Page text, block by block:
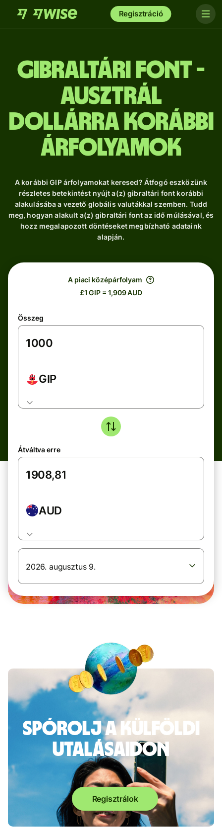
Regisztráció
gibraltári font -
ausztrál
dollárra Korábbi
árfolyamok
A korábbi GIP árfolyamokat keresed? Átfogó eszközünk
részletes betekintést nyújt a(z) gibraltári font korábbi
alakulásába a vezető globális valutákkal szemben. Tudd
meg, hogyan alakult a(z) gibraltári font az idő múlásával, és
hozz megalapozott döntéseket megbízható adataink
alapján.
A piaci középárfolyam
£1 GIP = 1,909 AUD
Összeg
GIP
Átváltva erre
AUD
2026. augusztus 9.
Spórolj a külföldi
utalásaidon
Regisztrálok